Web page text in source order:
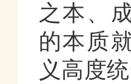
之本、
的本质
义高度